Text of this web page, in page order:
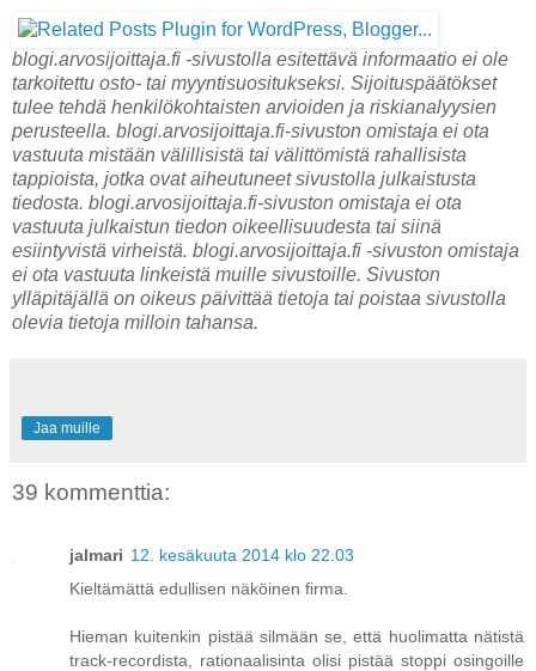
blogi.arvosijoittaja.fi -sivustolla esitettävä informaatio ei ole
tarkoitettu osto- tai myyntisuositukseksi. Sijoituspäätökset
tulee tehdä henkilökohtaisten arvioiden ja riskianalyysien
perusteella. blogi.arvosijoittaja.fi-sivuston omistaja ei ota
vastuuta mistään välillisistä tai välittömistä rahallisista
tappioista, jotka ovat aiheutuneet sivustolla julkaistusta
tiedosta. blogi.arvosijoittaja.fi-sivuston omistaja ei ota
vastuuta julkaistun tiedon oikeellisuudesta tai siinä
esiintyvistä virheistä. blogi.arvosijoittaja.fi -sivuston omistaja
ei ota vastuuta linkeistä muille sivustoille. Sivuston
ylläpitäjällä on oikeus päivittää tietoja tai poistaa sivustolla
olevia tietoja milloin tahansa.
Jaa muille
39 kommenttia:
jalmari 12. kesäkuuta 2014 klo 22.03
Kieltämättä edullisen näköinen firma.
Hieman kuitenkin pistää silmään se, että huolimatta nätistä
track-recordista, rationaalisinta olisi pistää stoppi osingoille